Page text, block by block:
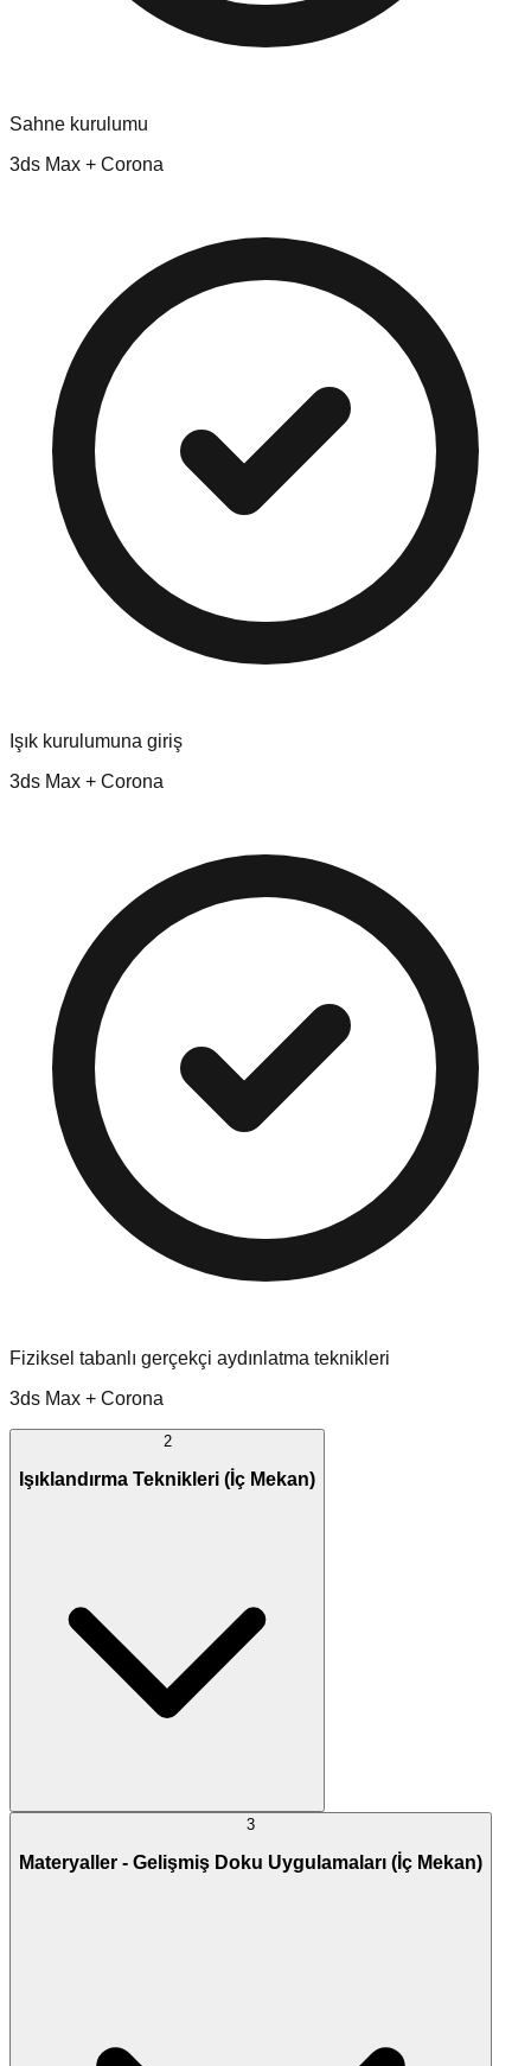
Sahne kurulumu
3ds Max + Corona
Işık kurulumuna giriş
3ds Max + Corona
Fiziksel tabanlı gerçekçi aydınlatma teknikleri
3ds Max + Corona
2
Işıklandırma Teknikleri (İç Mekan)
3
Materyaller - Gelişmiş Doku Uygulamaları (İç Mekan)